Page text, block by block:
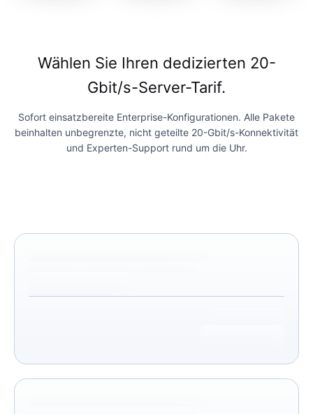
Wählen Sie Ihren dedizierten 20-
Gbit/s-Server-Tarif.
Sofort einsatzbereite Enterprise-Konfigurationen. Alle Pakete
beinhalten unbegrenzte, nicht geteilte 20-Gbit/s-Konnektivität
und Experten-Support rund um die Uhr.